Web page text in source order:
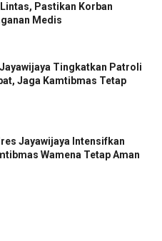
Pastikan Korban
Medis
Tingkatkan Patroli
Jaga Kamtibmas Tetap
Jayawijaya Intensifkan
Wamena Tetap Aman